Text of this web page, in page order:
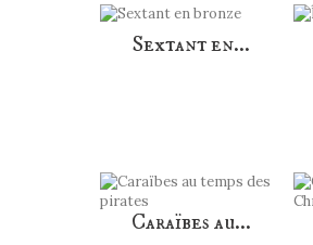
Sextant en...
Caraïbes au...